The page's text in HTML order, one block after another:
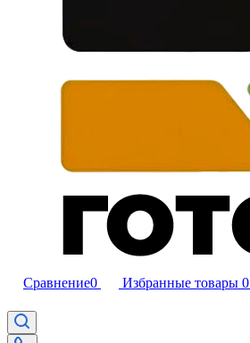
Сравнение0 Избранные товары 0